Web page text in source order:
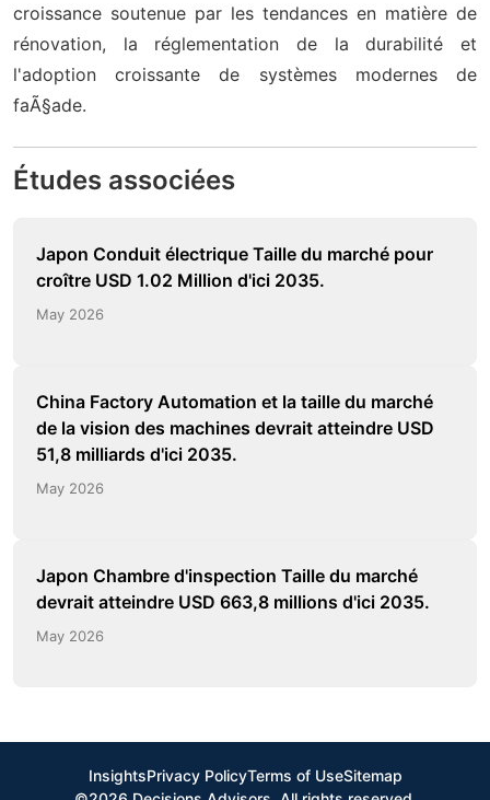
croissance soutenue par les tendances en matière de
rénovation, la réglementation de la durabilité et
l'adoption croissante de systèmes modernes de
faÃ§ade.
Études associées
Japon Conduit électrique Taille du marché pour
croître USD 1.02 Million d'ici 2035.
May 2026
China Factory Automation et la taille du marché
de la vision des machines devrait atteindre USD
51,8 milliards d'ici 2035.
May 2026
Japon Chambre d'inspection Taille du marché
devrait atteindre USD 663,8 millions d'ici 2035.
May 2026
InsightsPrivacy PolicyTerms of UseSitemap